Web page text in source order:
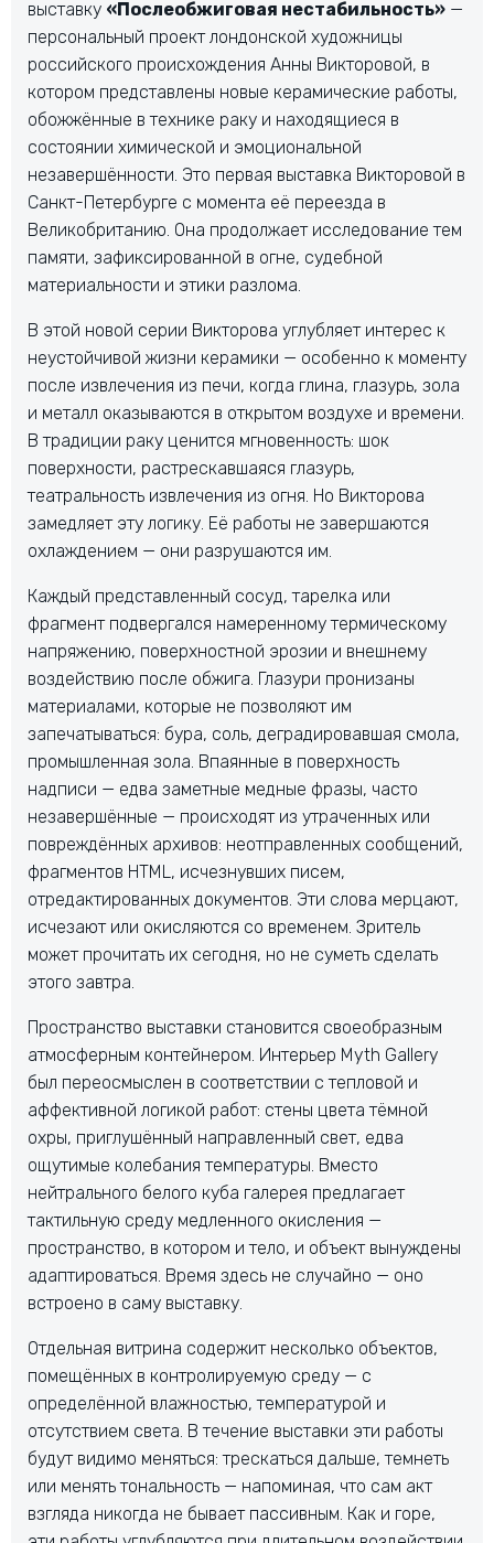
выставку «Послеобжиговая нестабильность» —
персональный проект лондонской художницы
российского происхождения Анны Викторовой, в
котором представлены новые керамические работы,
обожжённые в технике раку и находящиеся в
состоянии химической и эмоциональной
незавершённости. Это первая выставка Викторовой в
Санкт-Петербурге с момента её переезда в
Великобританию. Она продолжает исследование тем
памяти, зафиксированной в огне, судебной
материальности и этики разлома.
В этой новой серии Викторова углубляет интерес к
неустойчивой жизни керамики — особенно к моменту
после извлечения из печи, когда глина, глазурь, зола
и металл оказываются в открытом воздухе и времени.
В традиции раку ценится мгновенность: шок
поверхности, растрескавшаяся глазурь,
театральность извлечения из огня. Но Викторова
замедляет эту логику. Её работы не завершаются
охлаждением — они разрушаются им.
Каждый представленный сосуд, тарелка или
фрагмент подвергался намеренному термическому
напряжению, поверхностной эрозии и внешнему
воздействию после обжига. Глазури пронизаны
материалами, которые не позволяют им
запечатываться: бура, соль, деградировавшая смола,
промышленная зола. Впаянные в поверхность
надписи — едва заметные медные фразы, часто
незавершённые — происходят из утраченных или
повреждённых архивов: неотправленных сообщений,
фрагментов HTML, исчезнувших писем,
отредактированных документов. Эти слова мерцают,
исчезают или окисляются со временем. Зритель
может прочитать их сегодня, но не суметь сделать
этого завтра.
Пространство выставки становится своеобразным
атмосферным контейнером. Интерьер Myth Gallery
был переосмыслен в соответствии с тепловой и
аффективной логикой работ: стены цвета тёмной
охры, приглушённый направленный свет, едва
ощутимые колебания температуры. Вместо
нейтрального белого куба галерея предлагает
тактильную среду медленного окисления —
пространство, в котором и тело, и объект вынуждены
адаптироваться. Время здесь не случайно — оно
встроено в саму выставку.
Отдельная витрина содержит несколько объектов,
помещённых в контролируемую среду — с
определённой влажностью, температурой и
отсутствием света. В течение выставки эти работы
будут видимо меняться: трескаться дальше, темнеть
или менять тональность — напоминая, что сам акт
взгляда никогда не бывает пассивным. Как и горе,